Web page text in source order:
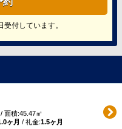
付しています。
面積:45.47㎡
ヶ月 / 礼金:1.5ヶ月